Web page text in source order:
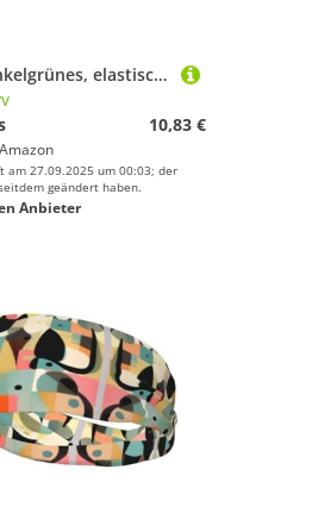
Solides dunkelgrünes, elastisches Sport-Stirnband, weich, hautfreundlich, schweißabsorbierend, atmungsaktiv, für eine Vielzahl von Outdoor-Sportarten
10,83 €
Amazon
am 27.09.2025 um 00:03; der
geändert haben.
Anbieter